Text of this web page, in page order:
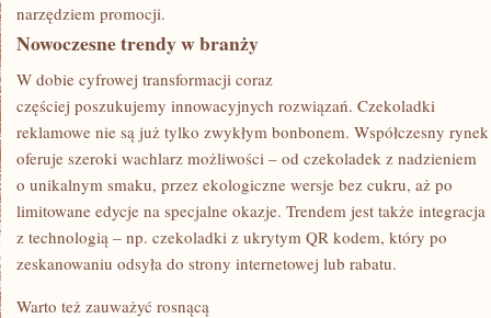
narzędziem promocji.
Nowoczesne trendy w branży
W dobie cyfrowej transformacji coraz
częściej poszukujemy innowacyjnych rozwiązań. Czekoladki
reklamowe nie są już tylko zwykłym bonbonem. Współczesny rynek
oferuje szeroki wachlarz możliwości – od czekoladek z nadzieniem
o unikalnym smaku, przez ekologiczne wersje bez cukru, aż po
limitowane edycje na specjalne okazje. Trendem jest także integracja
z technologią – np. czekoladki z ukrytym QR kodem, który po
zeskanowaniu odsyła do strony internetowej lub rabatu.
Warto też zauważyć rosnącą